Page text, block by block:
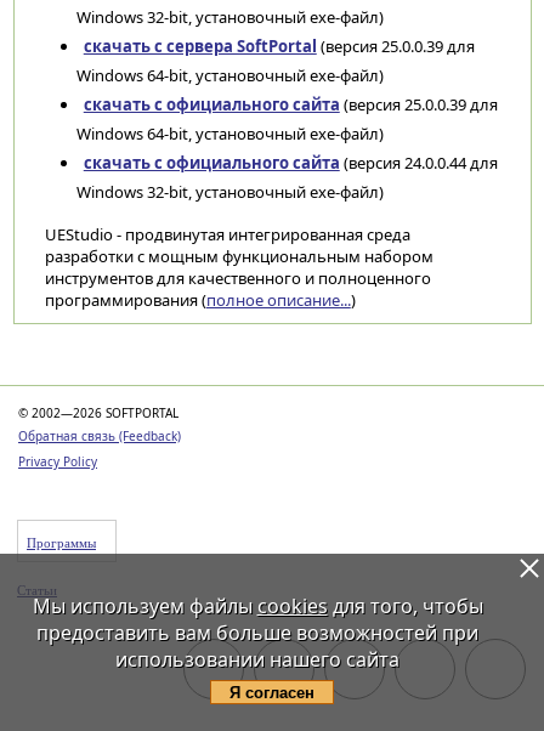
Windows 32-bit, установочный exe-файл)
скачать с сервера SoftPortal (версия 25.0.0.39 для
Windows 64-bit, установочный exe-файл)
скачать с официального сайта (версия 25.0.0.39 для
Windows 64-bit, установочный exe-файл)
скачать с официального сайта (версия 24.0.0.44 для
Windows 32-bit, установочный exe-файл)
UEStudio - продвинутая интегрированная среда
разработки с мощным функциональным набором
инструментов для качественного и полноценного
программирования (полное описание...)
© 2002—2026 SOFTPORTAL
Обратная связь (Feedback)
Privacy Policy
Программы
Статьи
Мы используем файлы cookiesдля того, чтобы
предоставить вам больше возможностей при
использовании нашего сайта